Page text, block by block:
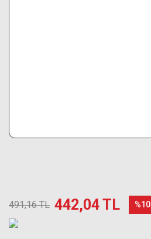
491,16 TL 442,04 TL %10